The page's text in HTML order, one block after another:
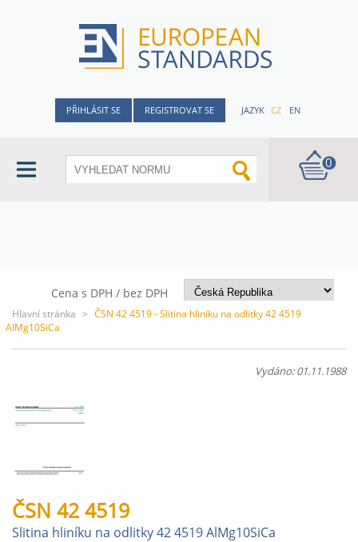
PŘIHLÁSIT SE REGISTROVAT SE JAZYK CZ EN
0
Cena s DPH / bez DPH
Hlavní stránka > ČSN 42 4519 - Slitina hliníku na odlitky 42 4519
AlMg10SiCa
Vydáno: 01.11.1988
ČSN 42 4519
Slitina hliníku na odlitky 42 4519 AlMg10SiCa